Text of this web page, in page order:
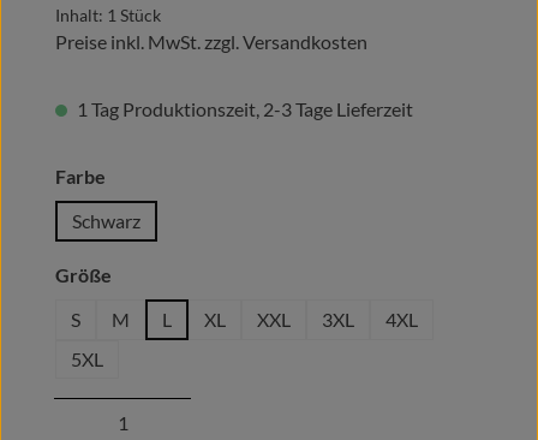
Inhalt: 1 Stück
Preise inkl. MwSt. zzgl. Versandkosten
1 Tag Produktionszeit, 2-3 Tage Lieferzeit
Farbe
Schwarz
Größe
S
M L XL XXL 3XL
4XL
5XL
Produkt Anzahl: Gib den gewünschten